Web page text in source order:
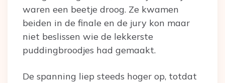
waren een beetje droog. Ze kwamen
beiden in de finale en de jury kon maar
niet beslissen wie de lekkerste
puddingbroodjes had gemaakt.
De spanning liep steeds hoger op, totdat